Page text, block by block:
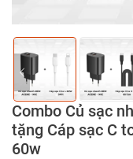
Combo Củ sạc
tặng Cáp sạc C
60w